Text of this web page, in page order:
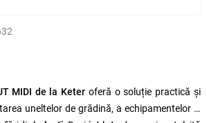
MIDI de la Keteroferă o soluție practică și
uneltelor de grădină, a echipamentelor și